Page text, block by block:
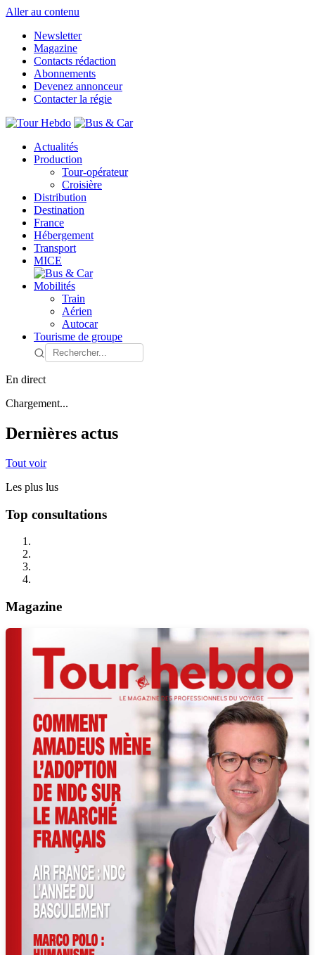
Aller au contenu
Newsletter
Magazine
Contacts rédaction
Abonnements
Devenez annonceur
Contacter la régie
Actualités
Production
Tour-opérateur
Croisière
Distribution
Destination
France
Hébergement
Transport
MICE
Mobilités
Train
Aérien
Autocar
Tourisme de groupe
En direct
Chargement...
Dernières actus
Tout voir
Les plus lus
Top consultations
Magazine